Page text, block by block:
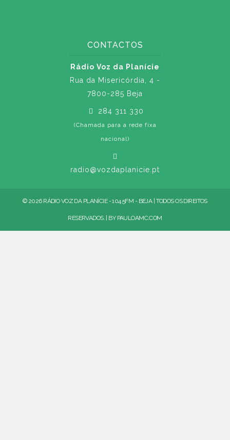
CONTACTOS
Rádio Voz da Planície
Rua da Misericórdia, 4 -
7800-285 Beja
284 311 330
(Chamada para a rede fixa
nacional)
radio@vozdaplanicie.pt
© 2026 RÁDIO VOZ DA PLANÍCIE - 104.5FM - BEJA | TODOS OS DIREITOS
RESERVADOS. | BY PAULOAMC.COM